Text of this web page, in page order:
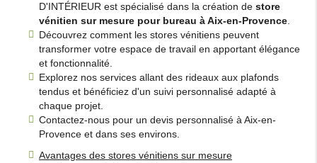
D'INTÉRIEUR est spécialisé dans la création de store
vénitien sur mesure pour bureau à Aix-en-Provence.
Découvrez comment les stores vénitiens peuvent
transformer votre espace de travail en apportant élégance
et fonctionnalité.
Explorez nos services allant des rideaux aux plafonds
tendus et bénéficiez d'un suivi personnalisé adapté à
chaque projet.
Contactez-nous pour un devis personnalisé à Aix-en-
Provence et dans ses environs.
Avantages des stores vénitiens sur mesure